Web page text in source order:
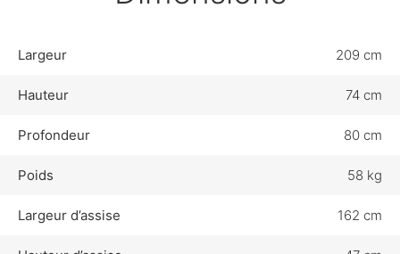
Largeur 209 cm
Hauteur 74 cm
Profondeur 80 cm
Poids 58 kg
Largeur d’assise 162 cm